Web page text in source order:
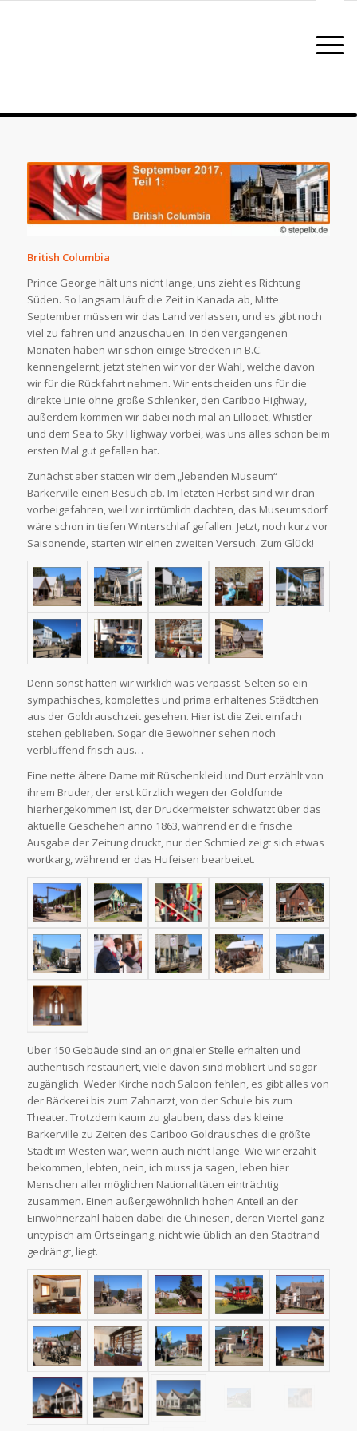
British Columbia
Prince George hält uns nicht lange, uns zieht es Richtung
Süden. So langsam läuft die Zeit in Kanada ab, Mitte
September müssen wir das Land verlassen, und es gibt noch
viel zu fahren und anzuschauen. In den vergangenen
Monaten haben wir schon einige Strecken in B.C.
kennengelernt, jetzt stehen wir vor der Wahl, welche davon
wir für die Rückfahrt nehmen. Wir entscheiden uns für die
direkte Linie ohne große Schlenker, den Cariboo Highway,
außerdem kommen wir dabei noch mal an Lillooet, Whistler
und dem Sea to Sky Highway vorbei, was uns alles schon beim
ersten Mal gut gefallen hat.
Zunächst aber statten wir dem „lebenden Museum“
Barkerville einen Besuch ab. Im letzten Herbst sind wir dran
vorbeigefahren, weil wir irrtümlich dachten, das Museumsdorf
wäre schon in tiefen Winterschlaf gefallen. Jetzt, noch kurz vor
Saisonende, starten wir einen zweiten Versuch. Zum Glück!
Denn sonst hätten wir wirklich was verpasst. Selten so ein
sympathisches, komplettes und prima erhaltenes Städtchen
aus der Goldrauschzeit gesehen. Hier ist die Zeit einfach
stehen geblieben. Sogar die Bewohner sehen noch
verblüffend frisch aus…
Eine nette ältere Dame mit Rüschenkleid und Dutt erzählt von
ihrem Bruder, der erst kürzlich wegen der Goldfunde
hierhergekommen ist, der Druckermeister schwatzt über das
aktuelle Geschehen anno 1863, während er die frische
Ausgabe der Zeitung druckt, nur der Schmied zeigt sich etwas
wortkarg, während er das Hufeisen bearbeitet.
Über 150 Gebäude sind an originaler Stelle erhalten und
authentisch restauriert, viele davon sind möbliert und sogar
zugänglich. Weder Kirche noch Saloon fehlen, es gibt alles von
der Bäckerei bis zum Zahnarzt, von der Schule bis zum
Theater. Trotzdem kaum zu glauben, dass das kleine
Barkerville zu Zeiten des Cariboo Goldrausches die größte
Stadt im Westen war, wenn auch nicht lange. Wie wir erzählt
bekommen, lebten, nein, ich muss ja sagen, leben hier
Menschen aller möglichen Nationalitäten einträchtig
zusammen. Einen außergewöhnlich hohen Anteil an der
Einwohnerzahl haben dabei die Chinesen, deren Viertel ganz
untypisch am Ortseingang, nicht wie üblich an den Stadtrand
gedrängt, liegt.